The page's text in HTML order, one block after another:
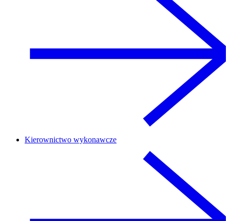
Kierownictwo wykonawcze